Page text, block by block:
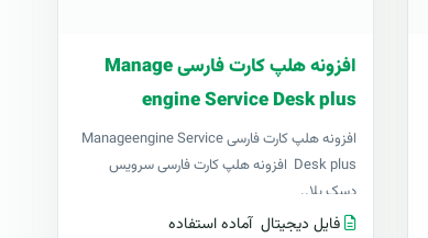
افزونه هلپ کارت فارسی Manage
engine Service Desk plus
افزونه هلپ کارت فارسی Manageengine Service
Desk plus افزونه هلپ کارت فارسی سرویس
دسک پلا..
فایل دیجیتال آماده استفاده